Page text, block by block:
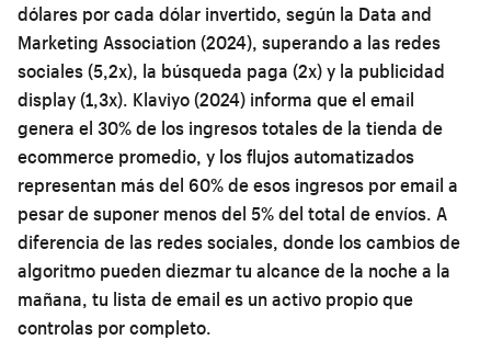
dólares por cada dólar invertido, según la Data and
Marketing Association (2024), superando a las redes
sociales (5,2x), la búsqueda paga (2x) y la publicidad
display (1,3x). Klaviyo (2024) informa que el email
genera el 30% de los ingresos totales de la tienda de
ecommerce promedio, y los flujos automatizados
representan más del 60% de esos ingresos por email a
pesar de suponer menos del 5% del total de envíos. A
diferencia de las redes sociales, donde los cambios de
algoritmo pueden diezmar tu alcance de la noche a la
mañana, tu lista de email es un activo propio que
controlas por completo.